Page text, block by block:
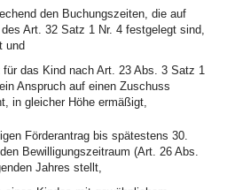
den Buchungszeiten, die auf
Art. 32 Satz 1 Nr. 4 festgelegt sind,
und
für das Kind nach Art. 23 Abs. 3 Satz 1
Anspruch auf einen Zuschuss
in gleicher Höhe ermäßigt,
Förderantrag bis spätestens 30.
Bewilligungszeitraum (Art. 26 Abs.
Jahres stellt,